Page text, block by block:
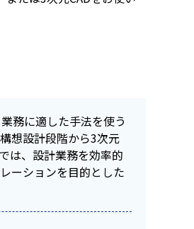
務に適した手法を使う
想設計段階から3次元
は、設計業務を効率的
ーションを目的とした